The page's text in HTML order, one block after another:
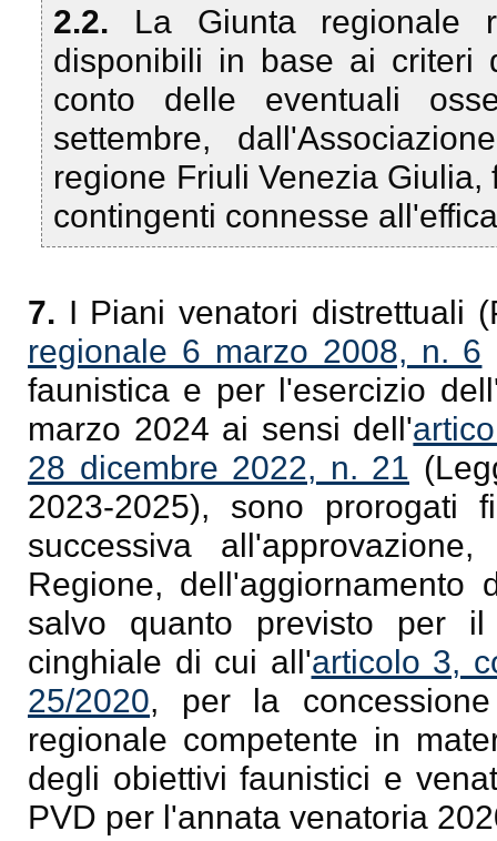
2.2. La Giunta regionale
disponibili in base ai
conto delle eventuali
settembre,
regione Friuli Venezia
contingenti connesse
7. I Piani venatori distrettuali
regionale 6 marzo 2008, n. 6
faunistica e per l'esercizio
marzo 2024 ai sensi dell'
28 dicembre 2022, n. 21
2023-2025), sono prorogati
successiva
Regione, dell'aggiornamento
salvo quanto previsto per
cinghiale di cui all'articolo 3,
25/2020, per la
regionale competente in
degli obiettivi faunistici e
PVD per l'annata venatoria